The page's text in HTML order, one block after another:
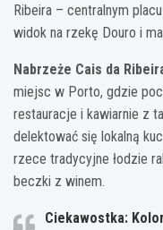
Ribeira – centralnym
widok na rzekę Douro i
Nabrzeże Cais da
miejsc w Porto, gdzie
restauracje i kawiarnie z
delektować się lokalną
rzece tradycyjne łodzie
beczki z winem.
Ciekawostka: